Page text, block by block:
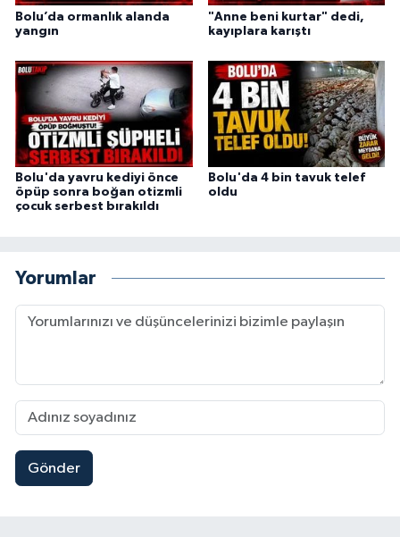
Bolu’da ormanlık alanda
yangın
"Anne beni kurtar" dedi,
kayıplara karıştı
Bolu'da yavru kediyi önce
öpüp sonra boğan otizmli
çocuk serbest bırakıldı
Bolu'da 4 bin tavuk telef
oldu
Yorumlar
Gönder